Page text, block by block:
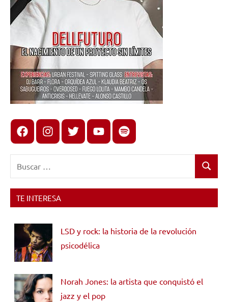
FacebookInstagram
X youtubespotify
Buscar
TE INTERESA
LSD y rock: la historia de la revolución
psicodélica
Norah Jones: la artista que conquistó el
jazz y el pop